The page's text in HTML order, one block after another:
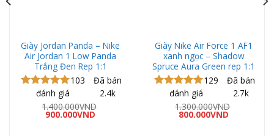
Giày Jordan Panda – Nike
Air Jordan 1 Low Panda
Trắng Đen Rep 1:1
Được xếp
hạng 5.00
5 sao
103
đánh giá
Đã bán
2.4k
1.400.000VND
Giá
gốc
900.000VND
Giày Nike Air Force 1 AF1
xanh ngọc – Shadow
Spruce Aura Green rep 1:1
Được xếp
hạng 5.00
5 sao
129
đánh giá
Đã bán
2.7k
1.300.000VND
Giá
gốc
800.000VND